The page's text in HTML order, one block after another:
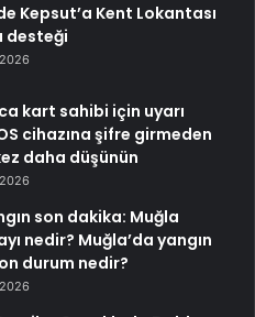
Kepsut’a Kent Lokantası
desteği
kart sahibi için uyarı
cihazına şifre girmeden
daha düşünün
son dakika: Muğla
nedir? Muğla’da yangın
durum nedir?